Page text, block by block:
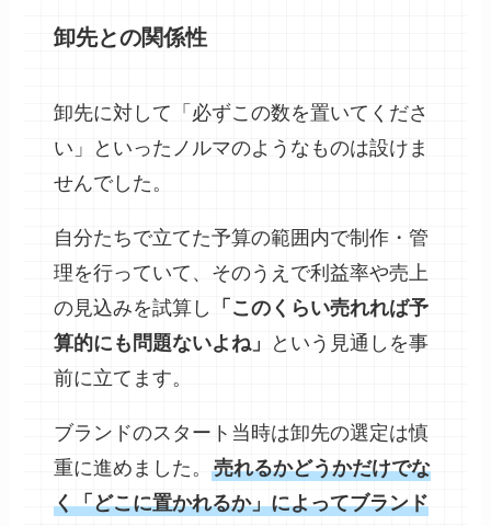
卸先との関係性
卸先に対して「必ずこの数を置いてくださ
い」といったノルマのようなものは設けま
せんでした。
自分たちで立てた予算の範囲内で制作・管
理を行っていて、そのうえで利益率や売上
の見込みを試算し
「このくらい売れれば予
算的にも問題ないよね」
という見通しを事
前に立てます。
ブランドのスタート当時は卸先の選定は慎
重に進めました。売れるかどうかだけでな
く「どこに置かれるか」によってブランド